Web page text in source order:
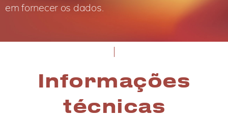
em fornecer os dados.
Informações
técnicas